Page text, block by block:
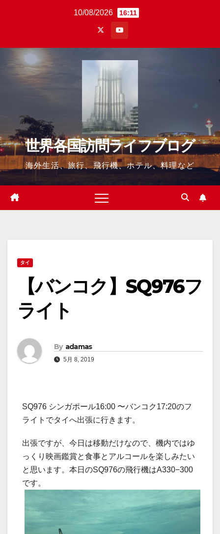
10/08/2026 16:11
世界各国訪問ライフブログ
海外生活、旅行、飛行機、ホテル、料理など
タイ
【バンコク】SQ976フ
ライト
By adamas
5月 8, 2019
SQ976 シンガポール16:00 〜バンコク17:20のフ
ライトでタイへ出張に行きます。
出張ですが、今日は移動だけなので、機内ではゆ
っくり映画鑑賞と食事とアルコールを楽しみたい
と思います。本日のSQ976の飛行機はA330−300
です。